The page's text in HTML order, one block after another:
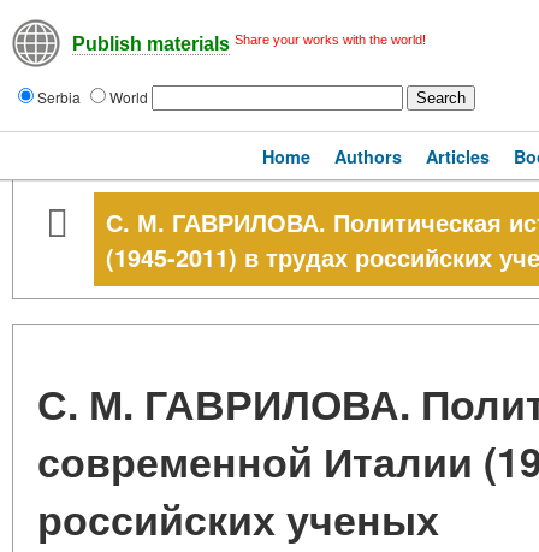
Publish materials Share your works with the world!
Serbia World
Home Authors Articles
С. М. ГАВРИЛОВА. Политическая
(1945-2011) в трудах российских
С. М. ГАВРИЛОВА.
современной Италии
российских ученых